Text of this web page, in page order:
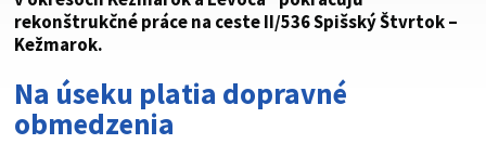
rekonštrukčné práce na ceste II/536 Spišský Štvrtok –
Kežmarok.
Na úseku platia dopravné
obmedzenia